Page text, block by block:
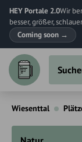
HEY Portale 2.0Wir
besser, größer,
Coming soon →
Wiesenttal